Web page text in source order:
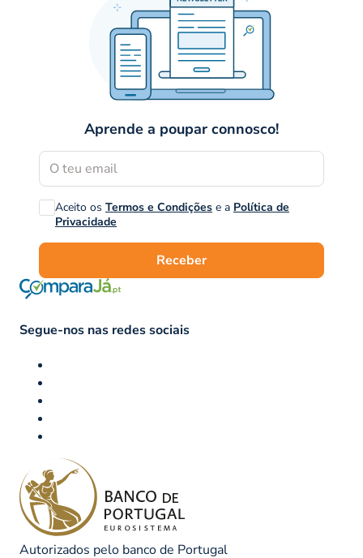
Aprende a poupar connosco!
Aceito os Termos e Condições e a Política de
Privacidade
Receber
Segue-nos nas redes sociais
Autorizados pelo banco de Portugal